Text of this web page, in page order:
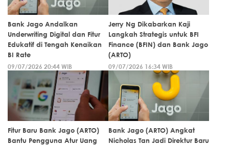
Bank Jago Andalkan
Underwriting Digital dan Fitur
Edukatif di Tengah Kenaikan
BI Rate
09/07/2026 20:44 WIB
Jerry Ng Dikabarkan Kaji
Langkah Strategis untuk BFI
Finance (BFIN) dan Bank Jago
(ARTO)
09/07/2026 16:34 WIB
Fitur Baru Bank Jago (ARTO)
Bantu Pengguna Atur Uang
Bank Jago (ARTO) Angkat
Nicholas Tan Jadi Direktur Baru